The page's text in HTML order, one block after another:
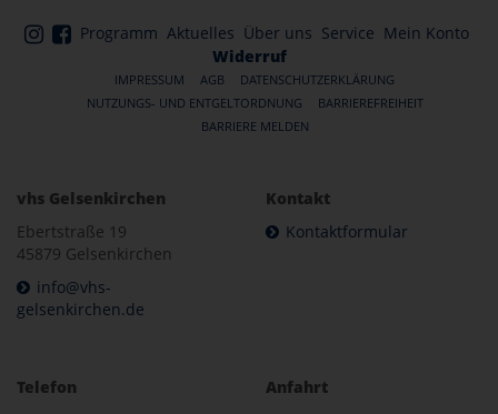
Programm Aktuelles Über uns Service Mein Konto
Widerruf
IMPRESSUM AGB
DATENSCHUTZERKLÄRUNG
NUTZUNGS- UND ENTGELTORDNUNG
BARRIEREFREIHEIT
BARRIERE MELDEN
vhs Gelsenkirchen
Ebertstraße 19
45879 Gelsenkirchen
info@vhs-
gelsenkirchen.de
Kontakt
Kontaktformular
Telefon
Anfahrt